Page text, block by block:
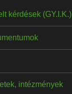
kérdések (GY.I.K.)
intézmények